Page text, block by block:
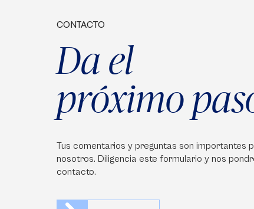
CONTACTO
Da el
próximo
Tus comentarios y preguntas son importantes
nosotros. Diligencia este formulario y nos
contacto.